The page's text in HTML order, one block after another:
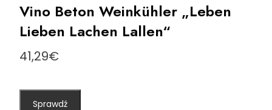
Vino Beton Weinkühler „Leben
Lieben Lachen Lallen“
41,29€
Sprawdź